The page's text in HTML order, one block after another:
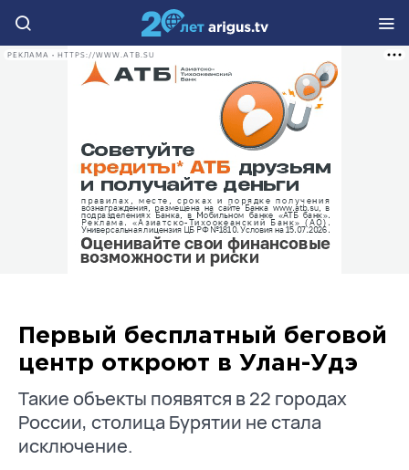
РЕКЛАМА • HTTPS://WWW.ATB.SU
Первый бесплатный беговой
центр откроют в Улан-Удэ
Такие объекты появятся в 22 городах
России, столица Бурятии не стала
исключение.